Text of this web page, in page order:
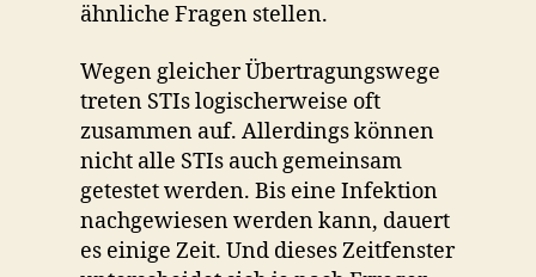
ähnliche Fragen stellen.
Wegen gleicher Übertragungswege
treten STIs logischerweise oft
zusammen auf. Allerdings können
nicht alle STIs auch gemeinsam
getestet werden. Bis eine Infektion
nachgewiesen werden kann, dauert
es einige Zeit. Und dieses Zeitfenster